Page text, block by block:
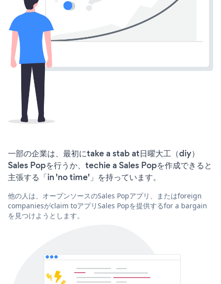
一部の企業は、最初にtake a stab at日曜大工（diy）
Sales Popを行うか、techie a Sales Popを作成できると
主張する「in 'no time'」を持っています。
他の人は、オープンソースのSales Popアプリ、またはforeign
companiesがclaim toアプリSales Popを提供するfor a bargain
を見つけようとします。